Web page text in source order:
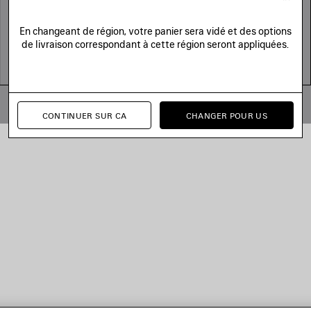
© 2026 Balenciaga
En changeant de région, votre panier sera vidé et des options
de livraison correspondant à cette région seront appliquées.
CONTINUER SUR CA CHANGER POUR US